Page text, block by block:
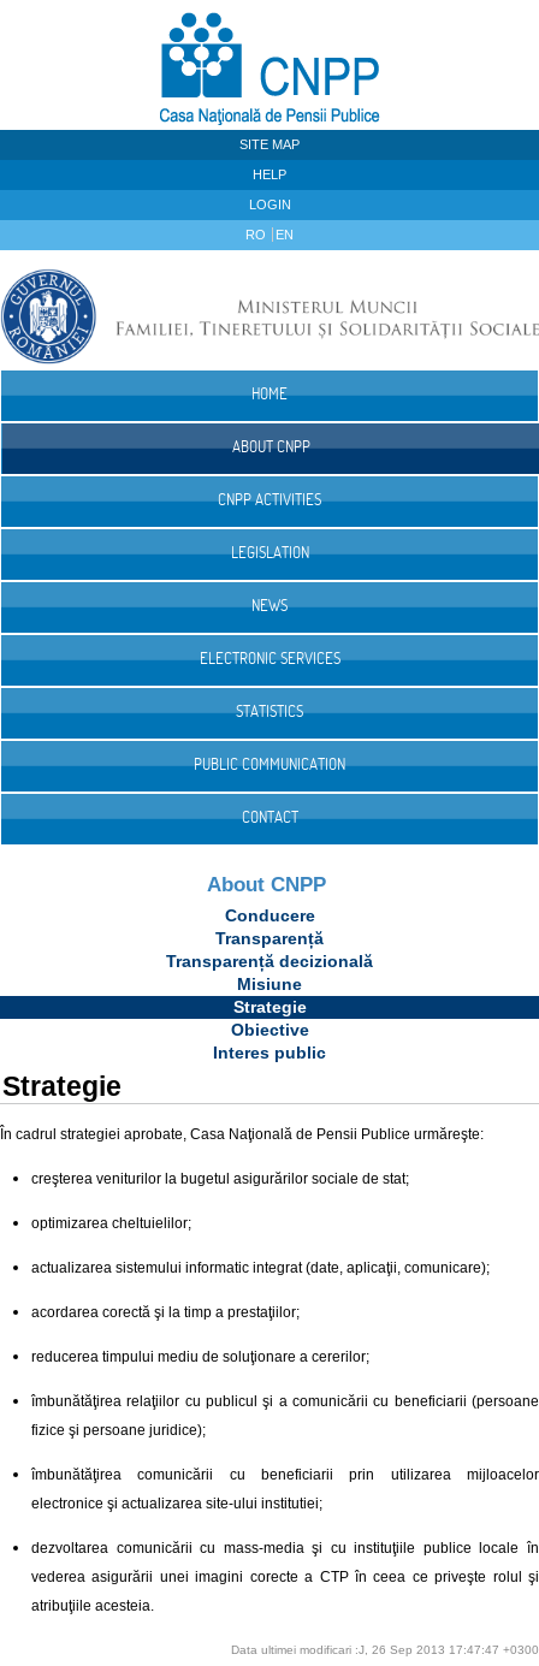
SITE MAP
HELP
LOGIN
RO EN
HOME
ABOUT CNPP
CNPP ACTIVITIES
LEGISLATION
NEWS
ELECTRONIC SERVICES
STATISTICS
PUBLIC COMMUNICATION
CONTACT
About CNPP
Conducere
Transparență
Transparență decizională
Misiune
Strategie
Obiective
Interes public
Strategie
În cadrul strategiei aprobate, Casa Naţională de Pensii Publice urmăreşte:
creşterea veniturilor la bugetul asigurărilor sociale de stat;
optimizarea cheltuielilor;
actualizarea sistemului informatic integrat (date, aplicaţii, comunicare);
acordarea corectă şi la timp a prestaţiilor;
reducerea timpului mediu de soluţionare a cererilor;
îmbunătăţirea relaţiilor cu publicul şi a comunicării cu beneficiarii (persoane
fizice şi persoane juridice);
îmbunătăţirea comunicării cu beneficiarii prin utilizarea mijloacelor
electronice şi actualizarea site-ului institutiei;
dezvoltarea comunicării cu mass-media şi cu instituţiile publice locale în
vederea asigurării unei imagini corecte a CTP în ceea ce priveşte rolul şi
atribuţiile acesteia.
Data ultimei modificari :J, 26 Sep 2013 17:47:47 +0300